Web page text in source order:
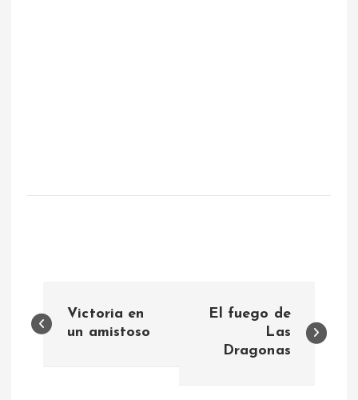
a
Victoria en
un amistoso
El fuego de
Las
Dragonas